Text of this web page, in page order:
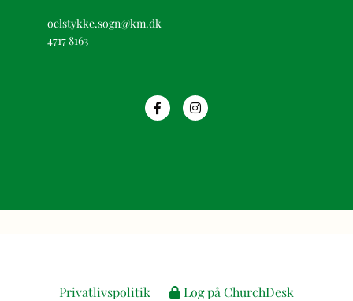
oelstykke.sogn@km.dk
4717 8163
Privatlivspolitik Log på ChurchDesk